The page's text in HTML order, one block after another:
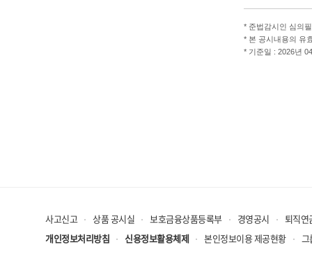
* 준법감시인 심의
* 본 공시내용의 유
* 기준일 : 2026년
사고신고 상품 공시실 보호금융상품등록부 경영공시
퇴직연
개인정보처리방침
신용정보활용체제 본인정보이용 제공현황 그